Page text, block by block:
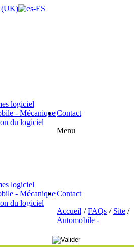
logiciel
- Mécanique
du logiciel
Contact
Menu
logiciel
- Mécanique
du logiciel
Contact
Accueil /FAQs / Site /
Automobile -